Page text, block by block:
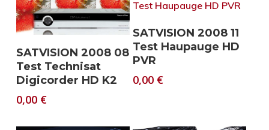
Download
SATVISION 2008 08
Test Technisat
Digicorder HD K2
0,00 €
Download
SATVISION 2008 11
Test Haupauge HD
PVR
0,00 €